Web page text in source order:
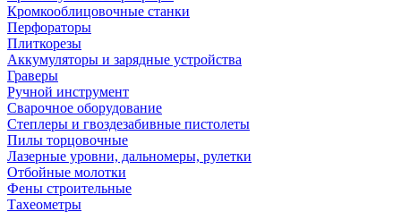
Кромкооблицовочные станки
Перфораторы
Плиткорезы
Аккумуляторы и зарядные устройства
Граверы
Ручной инструмент
Сварочное оборудование
Степлеры и гвоздезабивные пистолеты
Пилы торцовочные
Лазерные уровни, дальномеры, рулетки
Отбойные молотки
Фены строительные
Тахеометры